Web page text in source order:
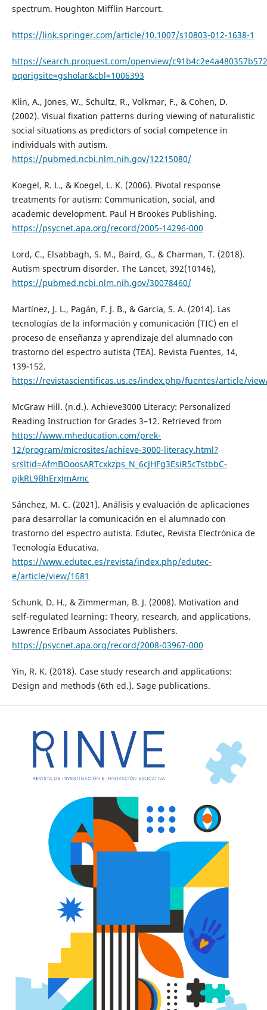
spectrum. Houghton Mifflin Harcourt.
https://link.springer.com/article/10.1007/s10803-012-1638-1
https://search.proquest.com/openview/
pqorigsite=gsholar&cbl=1006393
Klin, A., Jones, W., Schultz, R., Volkmar, F., & Cohen, D.
(2002). Visual fixation patterns during viewing of naturalistic
social situations as predictors of social competence in
individuals with autism.
https://pubmed.ncbi.nlm.nih.gov/12215080/
Koegel, R. L., & Koegel, L. K. (2006). Pivotal response
treatments for autism: Communication, social, and
academic development. Paul H Brookes Publishing.
https://psycnet.apa.org/record/2005-14296-000
Lord, C., Elsabbagh, S. M., Baird, G., & Charman, T. (2018).
Autism spectrum disorder. The Lancet, 392(10146),
https://pubmed.ncbi.nlm.nih.gov/30078460/
Martínez, J. L., Pagán, F. J. B., & García, S. A. (2014). Las
tecnologías de la información y comunicación (TIC) en el
proceso de enseñanza y aprendizaje del alumnado con
trastorno del espectro autista (TEA). Revista Fuentes, 14,
139-152.
https://revistascientificas.us.es/index.php/fuentes/article/
McGraw Hill. (n.d.). Achieve3000 Literacy: Personalized
Reading Instruction for Grades 3–12. Retrieved from
https://www.mheducation.com/prek-
12/program/microsites/achieve-3000-literacy.html?
srsltid=AfmBOoosARTcxkzps_N_6cJHFg3EsiR5cTstbbC-
pjkRL9BhErxJmAmc
Sánchez, M. C. (2021). Análisis y evaluación de aplicaciones
para desarrollar la comunicación en el alumnado con
trastorno del espectro autista. Edutec, Revista Electrónica de
Tecnología Educativa.
https://www.edutec.es/revista/index.php/edutec-
e/article/view/1681
Schunk, D. H., & Zimmerman, B. J. (2008). Motivation and
self-regulated learning: Theory, research, and applications.
Lawrence Erlbaum Associates Publishers.
https://psycnet.apa.org/record/2008-03967-000
Yin, R. K. (2018). Case study research and applications:
Design and methods (6th ed.). Sage publications.